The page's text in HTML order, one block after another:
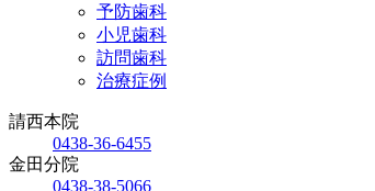
予防歯科
小児歯科
訪問歯科
治療症例
請西本院
0438-36-6455
金田分院
0438-38-5066